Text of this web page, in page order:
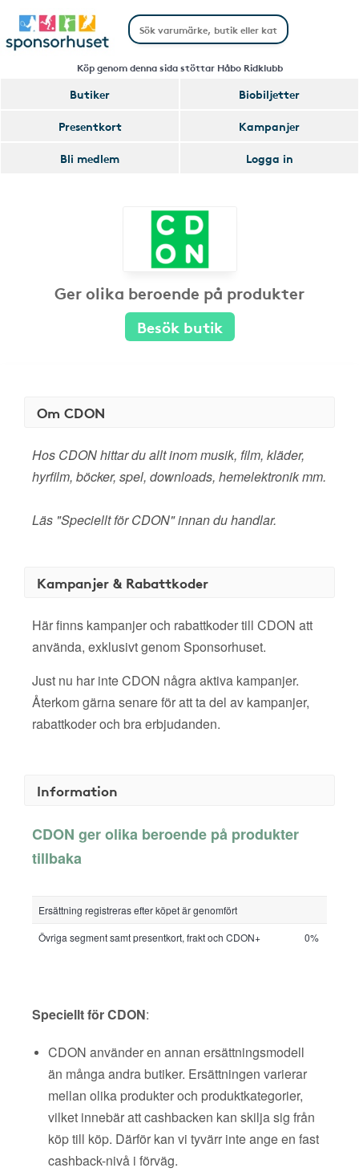
Köp genom denna sida stöttar Håbo Ridklubb
Butiker
Biobiljetter
Presentkort
Kampanjer
Bli medlem
Logga in
Ger olika beroende på produkter
Besök butik
Om CDON
Hos CDON hittar du allt inom musik, film, kläder,
hyrfilm, böcker, spel, downloads, hemelektronik mm.
Läs "Speciellt för CDON" innan du handlar.
Kampanjer & Rabattkoder
Här finns kampanjer och rabattkoder till CDON att
använda, exklusivt genom Sponsorhuset.
Just nu har inte CDON några aktiva kampanjer.
Återkom gärna senare för att ta del av kampanjer,
rabattkoder och bra erbjudanden.
Information
CDON ger olika beroende på produkter
tillbaka
Ersättning registreras efter köpet är genomfört
Övriga segment samt presentkort, frakt och CDON+
0%
Speciellt för CDON:
CDON använder en annan ersättningsmodell
än många andra butiker. Ersättningen varierar
mellan olika produkter och produktkategorier,
vilket innebär att cashbacken kan skilja sig från
köp till köp. Därför kan vi tyvärr inte ange en fast
cashback-nivå i förväg.